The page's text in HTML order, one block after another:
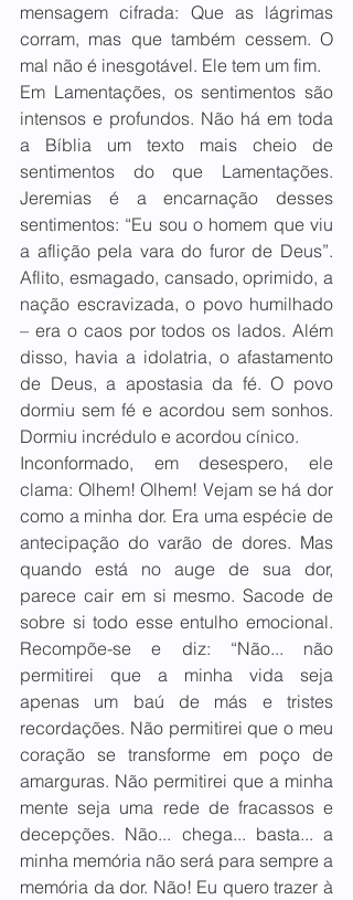
mensagem cifrada: Que as lágrimas
corram, mas que também cessem. O
mal não é inesgotável. Ele tem um fim.
Em Lamentações, os sentimentos são
intensos e profundos. Não há em toda
a Bíblia um texto mais cheio de
sentimentos do que Lamentações.
Jeremias é a encarnação desses
sentimentos: “Eu sou o homem que viu
a aflição pela vara do furor de Deus”.
Aflito, esmagado, cansado, oprimido, a
nação escravizada, o povo humilhado
– era o caos por todos os lados. Além
disso, havia a idolatria, o afastamento
de Deus, a apostasia da fé. O povo
dormiu sem fé e acordou sem sonhos.
Dormiu incrédulo e acordou cínico.
Inconformado, em desespero, ele
clama: Olhem! Olhem! Vejam se há dor
como a minha dor. Era uma espécie de
antecipação do varão de dores. Mas
quando está no auge de sua dor,
parece cair em si mesmo. Sacode de
sobre si todo esse entulho emocional.
Recompõe-se e diz: “Não... não
permitirei que a minha vida seja
apenas um baú de más e tristes
recordações. Não permitirei que o meu
coração se transforme em poço de
amarguras. Não permitirei que a minha
mente seja uma rede de fracassos e
decepções. Não... chega... basta... a
minha memória não será para sempre a
memória da dor. Não! Eu quero trazer à